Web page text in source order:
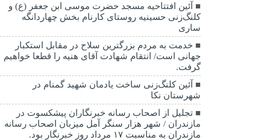
آئین افتتاحیه مسجد حضرت موسی ابن جعفر (ع) و
کلنگ‌زنی حسینیه روستای کارنام بخش چهاردانگه
ساری
خدمت به مردم بزرگترین سلاح در مقابل استکبار
جهانی است/ انتقام شهادت آقای هنیه را قطعا خواهیم
گرفت.
آئین کلنگ‌زنی ساخت یادمان شهید گمنام در
شهرستان نکا
تجلیل از اصحاب رسانه خبرنگاران پیشکسوت در
مازندران / شهر هزار سنگر آمل میزبان اصحاب رسانه
مازندران به مناسبت ۱۷ مرداد روز خبرنگار بود.